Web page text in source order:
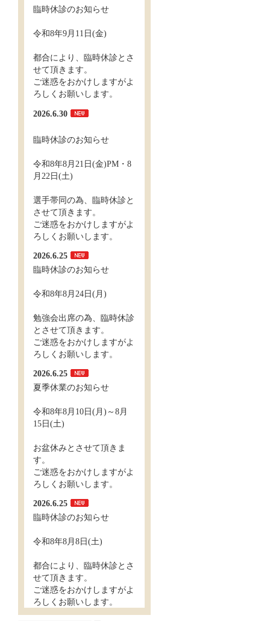
臨時休診のお知らせ
令和8年9月11日(金)
都合により、臨時休診とさ
せて頂きます。
ご迷惑をおかけしますがよ
ろしくお願いします。
2026.6.30
臨時休診のお知らせ
令和8年8月21日(金)PM・8
月22日(土)
選手帯同の為、臨時休診と
させて頂きます。
ご迷惑をおかけしますがよ
ろしくお願いします。
2026.6.25
臨時休診のお知らせ
令和8年8月24日(月)
勉強会出席の為、臨時休診
とさせて頂きます。
ご迷惑をおかけしますがよ
ろしくお願いします。
2026.6.25
夏季休業のお知らせ
令和8年8月10日(月)～8月
15日(土)
お盆休みとさせて頂きま
す。
ご迷惑をおかけしますがよ
ろしくお願いします。
2026.6.25
臨時休診のお知らせ
令和8年8月8日(土)
都合により、臨時休診とさ
せて頂きます。
ご迷惑をおかけしますがよ
ろしくお願いします。